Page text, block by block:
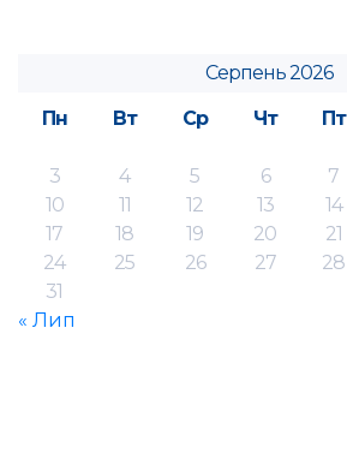
Серпень 2026
Пн
Вт Ср Чт Пт
3
4 5 6 7
10
11 12 13 14
17
18 19 20 21
24
25 26 27 28
31
« Лип